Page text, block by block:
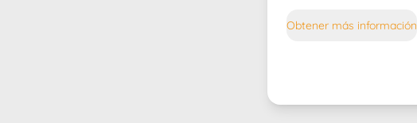
Obtener más información